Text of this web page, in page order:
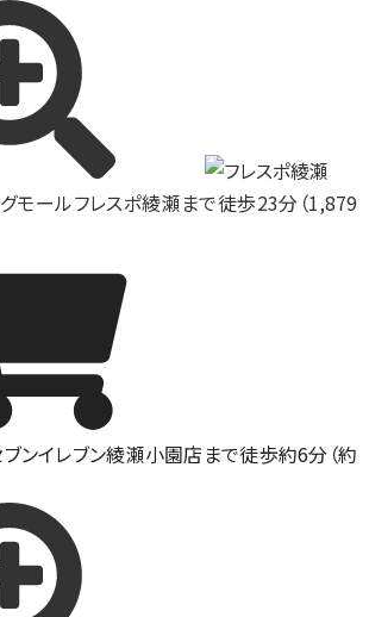
モールフレスポ綾瀬まで徒歩23分（1,879
ンイレブン綾瀬小園店まで徒歩約6分（約